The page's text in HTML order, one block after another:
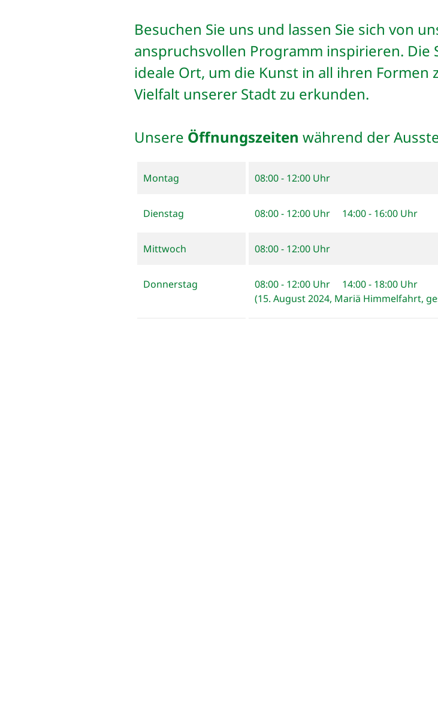
Besuchen Sie uns und lassen Sie sich von
anspruchsvollen Programm inspirieren.
ideale Ort, um die Kunst in all ihren
Vielfalt unserer Stadt zu erkunden.
Unsere Öffnungszeiten während der
Montag 08:00 - 12:00 Uhr
Dienstag 08:00 - 12:00 Uhr 14:00 - 16:00 Uhr
Mittwoch 08:00 - 12:00 Uhr
Donnerstag
08:00 - 12:00 Uhr 14:00 - 18:00 Uhr
(15. August 2024, Mariä Himmelfahrt,